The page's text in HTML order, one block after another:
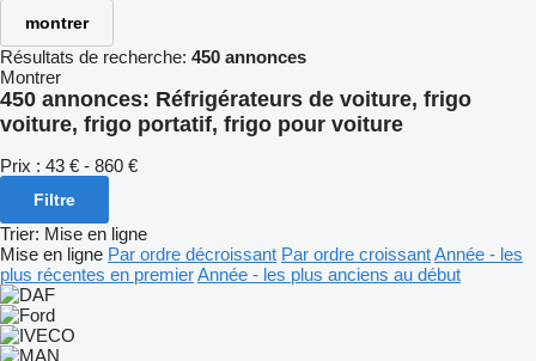
montrer
Résultats de recherche: 450 annonces
Montrer
450 annonces: Réfrigérateurs de voiture, frigo
voiture, frigo portatif, frigo pour voiture
Prix : 43 € - 860 €
Filtre
Trier: Mise en ligne
Mise en ligne Par ordre décroissant Par ordre croissantAnnée - les
plus récentes en premierAnnée - les plus anciens au début